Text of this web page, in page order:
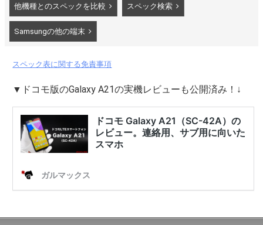
他機種とのスペックを比較 スペック検索
Samsungの他の端末
スペック表に関する免責事項
▼ドコモ版のGalaxy A21の実機レビューも公開済み！↓